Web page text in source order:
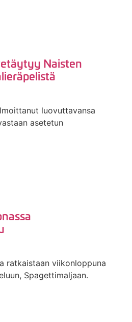
Naisten
luovuttavansa
asetetun
ratkaistaan viikonloppuna
Spagettimaljaan.